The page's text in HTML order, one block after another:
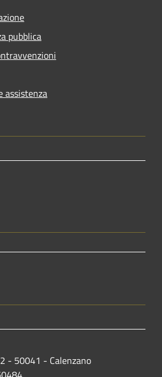
pubblica
assistenza
- 50041 - Calenzano